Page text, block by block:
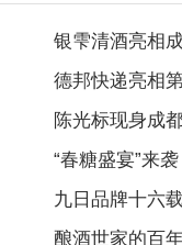
银雫清酒亮相
德邦快递亮相
陈光标现身成
“春糖盛宴”来
九日品牌十六
酿酒世家的百